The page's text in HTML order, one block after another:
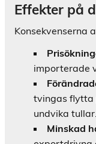
Effekter på
Konsekvenserna
importerade
tvingas flytta
undvika tullar.
Minskad